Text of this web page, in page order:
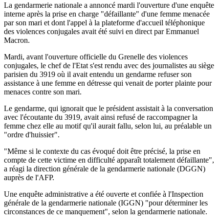
La gendarmerie nationale a annoncé mardi l'ouverture d'une enquête
interne après la prise en charge "défaillante" d'une femme menacée
par son mari et dont l'appel à la plateforme d'accueil téléphonique
des violences conjugales avait été suivi en direct par Emmanuel
Macron.
Mardi, avant l'ouverture officielle du Grenelle des violences
conjugales, le chef de l'Etat s'est rendu avec des journalistes au siège
parisien du 3919 où il avait entendu un gendarme refuser son
assistance à une femme en détresse qui venait de porter plainte pour
menaces contre son mari.
Le gendarme, qui ignorait que le président assistait à la conversation
avec l'écoutante du 3919, avait ainsi refusé de raccompagner la
femme chez elle au motif qu'il aurait fallu, selon lui, au préalable un
"ordre d'huissier".
"Même si le contexte du cas évoqué doit être précisé, la prise en
compte de cette victime en difficulté apparaît totalement défaillante",
a réagi la direction générale de la gendarmerie nationale (DGGN)
auprès de l'AFP.
Une enquête administrative a été ouverte et confiée à l'Inspection
générale de la gendarmerie nationale (IGGN) "pour déterminer les
circonstances de ce manquement", selon la gendarmerie nationale.